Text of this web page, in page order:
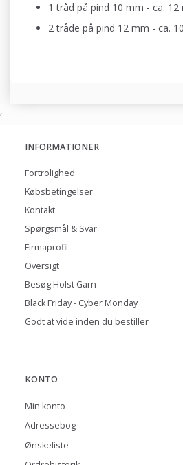
1 tråd på pind 10 mm - ca. 12
2 tråde på pind 12 mm - ca.
,
INFORMATIONER
Fortrolighed
Købsbetingelser
Kontakt
Spørgsmål & Svar
Firmaprofil
Oversigt
Besøg Holst Garn
Black Friday - Cyber Monday
Godt at vide inden du bestiller
KONTO
Min konto
Adressebog
Ønskeliste